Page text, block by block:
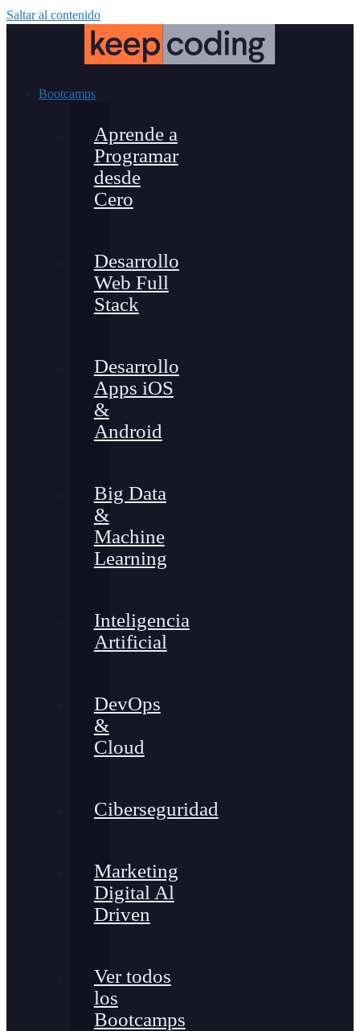
Saltar al contenido
Bootcamps
Aprende a
Programar
desde
Cero
Desarrollo
Web Full
Stack
Desarrollo
Apps iOS
&
Android
Big Data
&
Machine
Learning
Inteligencia
Artificial
DevOps
&
Cloud
Ciberseguridad
Marketing
Digital Al
Driven
Ver todos
los
Bootcamps